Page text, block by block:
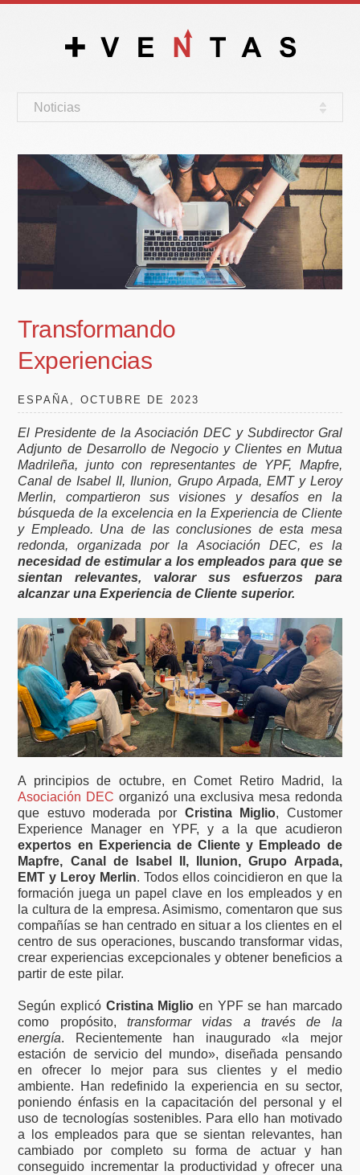
Noticias
Transformando
Experiencias
ESPAÑA, OCTUBRE DE 2023
El Presidente de la Asociación DEC y Subdirector Gral
Adjunto de Desarrollo de Negocio y Clientes en Mutua
Madrileña, junto con representantes de YPF, Mapfre,
Canal de Isabel II, Ilunion, Grupo Arpada, EMT y Leroy
Merlin, compartieron sus visiones y desafíos en la
búsqueda de la excelencia en la Experiencia de Cliente
y Empleado. Una de las conclusiones de esta mesa
redonda, organizada por la Asociación DEC, es la
necesidad de estimular a los empleados para que se
sientan relevantes, valorar sus esfuerzos para
alcanzar una Experiencia de Cliente superior.
A principios de octubre, en Comet Retiro Madrid, la
Asociación DEC organizó una exclusiva mesa redonda
que estuvo moderada por Cristina Miglio, Customer
Experience Manager en YPF, y a la que acudieron
expertos en Experiencia de Cliente y Empleado de
Mapfre, Canal de Isabel II, Ilunion, Grupo Arpada,
EMT y Leroy Merlin. Todos ellos coincidieron en que la
formación juega un papel clave en los empleados y en
la cultura de la empresa. Asimismo, comentaron que sus
compañías se han centrado en situar a los clientes en el
centro de sus operaciones, buscando transformar vidas,
crear experiencias excepcionales y obtener beneficios a
partir de este pilar.
Según explicó Cristina Miglio en YPF se han marcado
como propósito,transformar vidas a través de la
energía. Recientemente han inaugurado «la mejor
estación de servicio del mundo», diseñada pensando
en ofrecer lo mejor para sus clientes y el medio
ambiente. Han redefinido la experiencia en su sector,
poniendo énfasis en la capacitación del personal y el
uso de tecnologías sostenibles. Para ello han motivado
a los empleados para que se sientan relevantes, han
cambiado por completo su forma de actuar y han
conseguido incrementar la productividad y ofrecer una